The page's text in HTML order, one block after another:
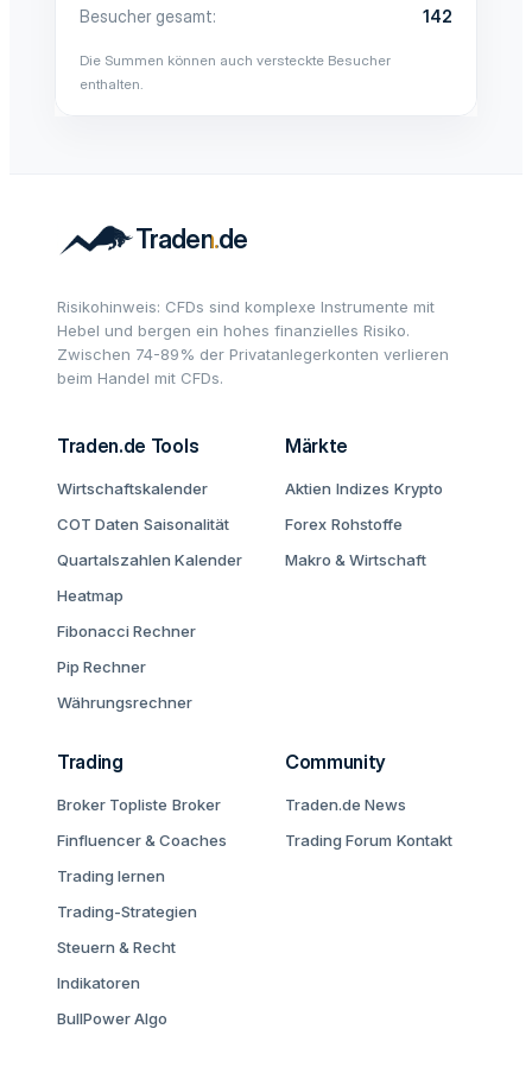
Besucher gesamt
142
Die Summen können auch versteckte Besucher
enthalten.
Risikohinweis: CFDs sind komplexe Instrumente mit
Hebel und bergen ein hohes finanzielles Risiko.
Zwischen 74-89% der Privatanlegerkonten verlieren
beim Handel mit CFDs.
Traden.de Tools
Wirtschaftskalender
COT Daten Saisonalität
Quartalszahlen Kalender
Heatmap
Fibonacci Rechner
Pip Rechner
Währungsrechner
Märkte
Aktien Indizes Krypto
Forex Rohstoffe
Makro & Wirtschaft
Trading
Broker Topliste Broker
Finfluencer & Coaches
Trading lernen
Trading-Strategien
Steuern & Recht
Indikatoren
BullPower Algo
Community
Traden.de News
Trading Forum Kontakt